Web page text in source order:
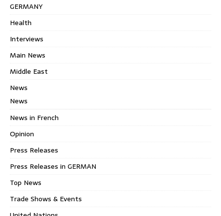
GERMANY
Health
Interviews
Main News
Middle East
News
News
News in French
Opinion
Press Releases
Press Releases in GERMAN
Top News
Trade Shows & Events